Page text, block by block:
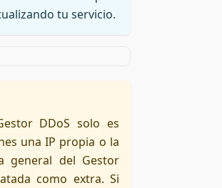
tu servicio.
DDoS solo es
una IP propia o la
general del Gestor
como extra. Si